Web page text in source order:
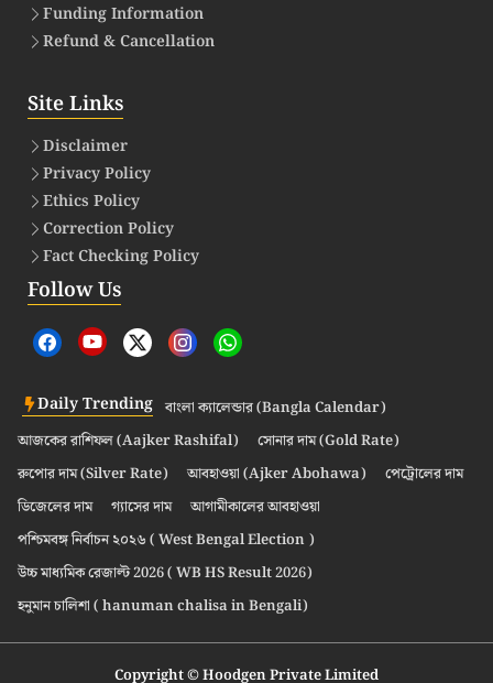
Funding Information
Refund & Cancellation
Site Links
Disclaimer
Privacy Policy
Ethics Policy
Correction Policy
Fact Checking Policy
Follow Us
Daily Trending বাংলা ক্যালেন্ডার (Bangla Calendar)
আজকের রাশিফল (Aajker Rashifal)
সোনার দাম (Gold Rate)
রুপোর দাম (Silver Rate)
আবহাওয়া (Ajker Abohawa)
পেট্রোলের দাম
ডিজেলের দাম
গ্যাসের দাম
আগামীকালের আবহাওয়া
পশ্চিমবঙ্গ নির্বাচন ২০২৬ ( West Bengal Election )
উচ্চ মাধ্যমিক রেজাল্ট 2026 ( WB HS Result 2026)
হনুমান চালিশা ( hanuman chalisa in Bengali)
Copyright © Hoodgen Private Limited